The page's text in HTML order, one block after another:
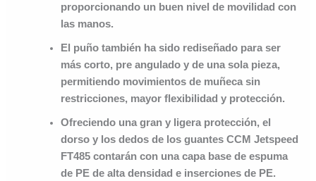
proporcionando un buen nivel de movilidad con
las manos.
El puño también ha sido rediseñado para ser
más corto, pre angulado y de una sola pieza,
permitiendo movimientos de muñeca sin
restricciones, mayor flexibilidad y protección.
Ofreciendo una gran y ligera protección, el
dorso y los dedos de los guantes CCM Jetspeed
FT485 contarán con una capa base de espuma
de PE de alta densidad e inserciones de PE.